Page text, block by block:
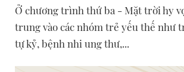
Ở chương trình thứ ba - Mặt trời hy
trung vào các nhóm trẻ yếu thế như
tự kỷ, bệnh nhi ung thư,...